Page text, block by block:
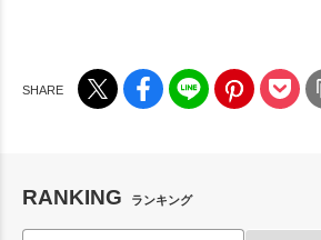
RANKING ランキング